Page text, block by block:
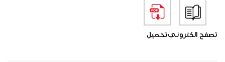
تصفح الكترونيتحميل